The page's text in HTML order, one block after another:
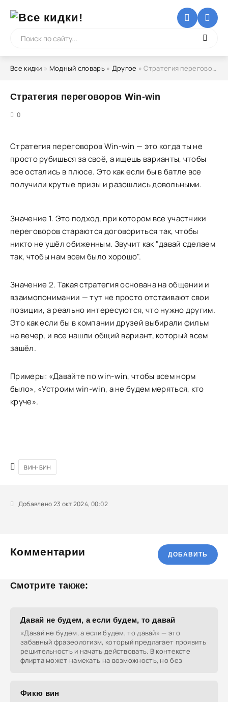
Все кидки » Модный словарь» Другое » Стратегия переговоров Win-win
Стратегия переговоров Win-win
0
Стратегия переговоров Win-win — это когда ты не
просто рубишься за своё, а ищешь варианты, чтобы
все остались в плюсе. Это как если бы в батле все
получили крутые призы и разошлись довольными.
Значение 1. Это подход, при котором все участники
переговоров стараются договориться так, чтобы
никто не ушёл обиженным. Звучит как "давай сделаем
так, чтобы нам всем было хорошо".
Значение 2. Такая стратегия основана на общении и
взаимопонимании — тут не просто отстаивают свои
позиции, а реально интересуются, что нужно другим.
Это как если бы в компании друзей выбирали фильм
на вечер, и все нашли общий вариант, который всем
зашёл.
Примеры: «Давайте по win-win, чтобы всем норм
было», «Устроим win-win, а не будем меряться, кто
круче».
ВИН-ВИН
Добавлено 23 окт 2024, 00:02
Комментарии ДОБАВИТЬ
Смотрите также:
Давай не будем, а если будем, то давай
«Давай не будем, а если будем, то давай» — это
забавный фразеологизм, который предлагает проявить
решительность и начать действовать. В контексте
флирта может намекать на возможность, но без
Фикю вин